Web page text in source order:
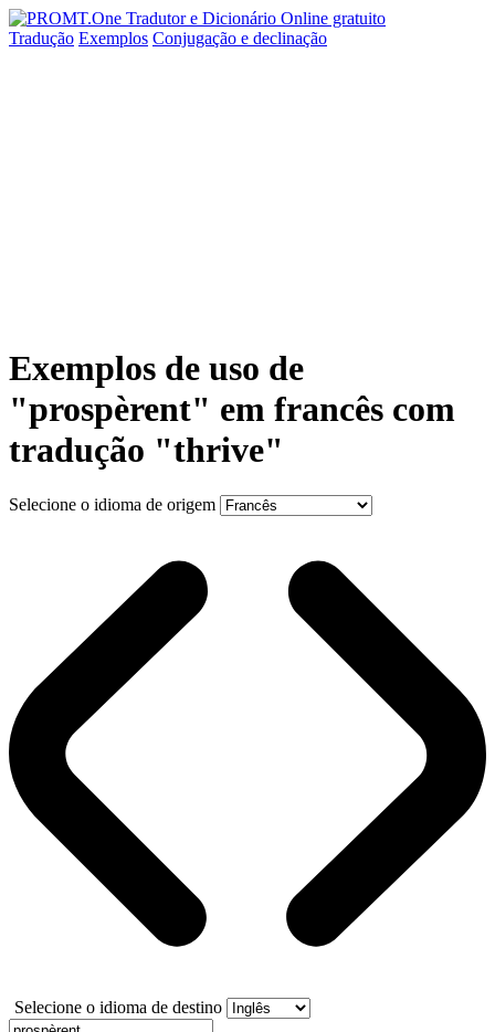
Tradução Exemplos Conjugação e declinação
Exemplos de uso de
"prospèrent" em francês com
tradução "thrive"
Selecione o idioma de origem
Selecione o idioma de destino